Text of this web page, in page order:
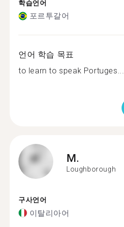
학습언어
포르투갈어
언어 학습 목표
to learn to speak Portuges...
M.
Loughborough
구사언어
이탈리아어